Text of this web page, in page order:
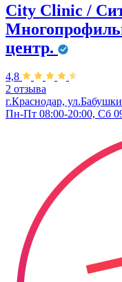
City Clinic /
центр.
4,8
2 отзыва
г.Краснодар,
Пн-Пт 08:00-20:00, Сб